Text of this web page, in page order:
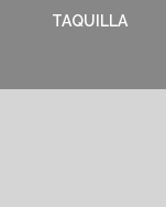
TAQUILLA